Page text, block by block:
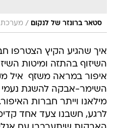
סטאר ברונזר של לנקום / מערכת
איך שהגיע הקיץ הצטרפו
השיזוף בהתזה ומיטות
איפור במראה משזף  איל
השימר-אבקה להשגת נעמי
מילאנו וייתר חברות
לרגע, חשבנו צעד אחד